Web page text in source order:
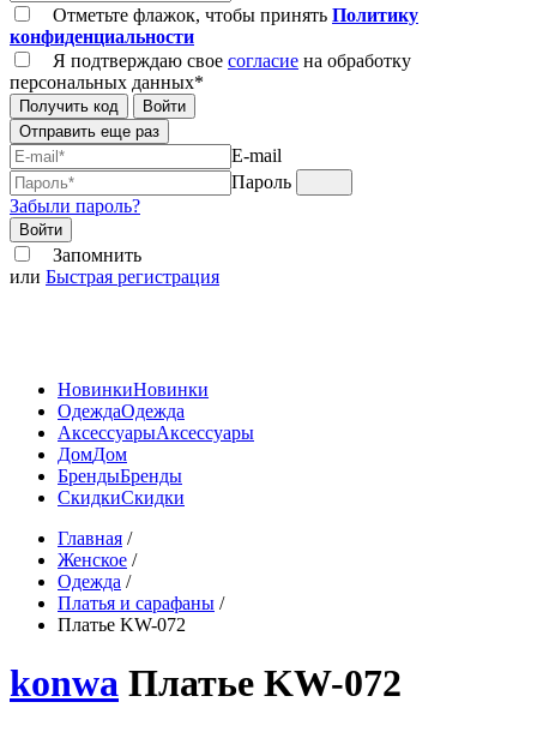
Отметьте флажок, чтобы принять Политику
конфиденциальности
Я подтверждаю свое согласие на обработку
персональных данных*
Получить код
Войти
Отправить еще раз
E-mail
Пароль
Забыли пароль?
Войти
Запомнить
или Быстрая регистрация
НовинкиНовинки
ОдеждаОдежда
АксессуарыАксессуары
ДомДом
БрендыБренды
СкидкиСкидки
Главная /
Женское /
Одежда /
Платья и сарафаны /
Платье KW-072
konwa Платье KW-072